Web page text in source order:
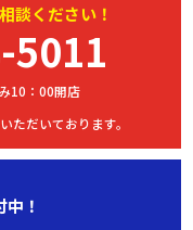
談ください！
5011
10：00開店
ただいております。
！